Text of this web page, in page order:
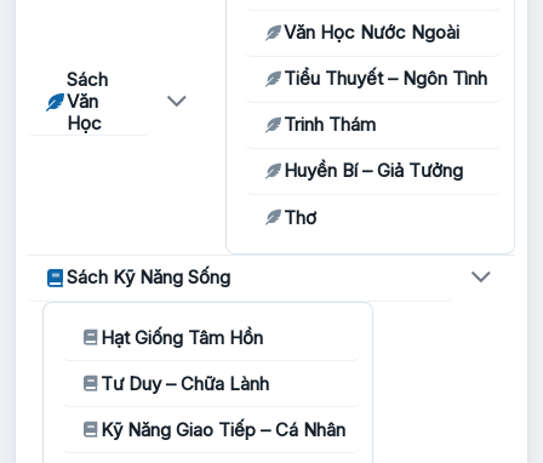
Sách
Văn
Học
Văn Học Nước Ngoài
Tiểu Thuyết – Ngôn Tình
Trinh Thám
Huyền Bí – Giả Tưởng
Thơ
Sách Kỹ Năng Sống
Hạt Giống Tâm Hồn
Tư Duy – Chữa Lành
Kỹ Năng Giao Tiếp – Cá Nhân